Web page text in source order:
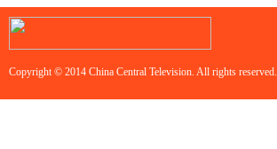
Copyright © 2014 China Central Television. All rights reserved.